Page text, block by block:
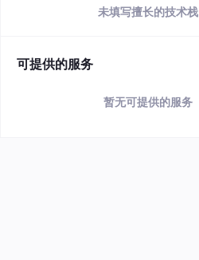
未填写擅长的技术栈
可提供的服务
暂无可提供的服务